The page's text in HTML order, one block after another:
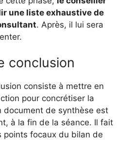
une liste exhaustive de
. Après, il lui sera
conclusion
consiste à mettre en
pour concrétiser la
document de synthèse est
à la fin de la séance. Il fait
points focaux du bilan de